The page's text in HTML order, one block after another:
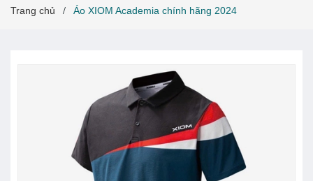
Trang chủ / Áo XIOM Academia chính hãng 2024